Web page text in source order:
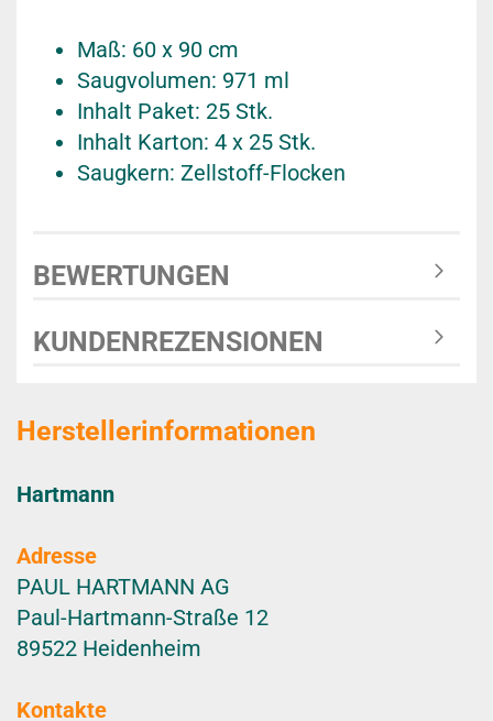
Maß: 60 x 90 cm
Saugvolumen: 971 ml
Inhalt Paket: 25 Stk.
Inhalt Karton: 4 x 25 Stk.
Saugkern: Zellstoff-Flocken
BEWERTUNGEN
KUNDENREZENSIONEN
Herstellerinformationen
Hartmann
Adresse
PAUL HARTMANN AG
Paul-Hartmann-Straße 12
89522 Heidenheim
Kontakte